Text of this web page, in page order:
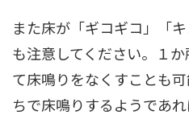
また床が「ギコギコ」「
も注意してください。１
て床鳴りをなくすことも
ちで床鳴りするようであ